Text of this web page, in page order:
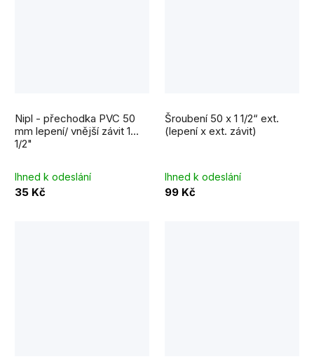
Nipl - přechodka PVC 50
mm lepení/ vnější závit 1
1/2"
Ihned k odeslání
35 Kč
Šroubení 50 x 1 1/2“ ext.
(lepení x ext. závit)
Ihned k odeslání
99 Kč